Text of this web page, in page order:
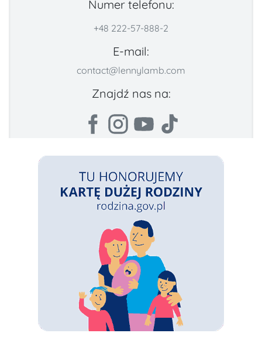
Numer telefonu:
+48 222-57-888-2
E-mail:
contact@lennylamb.com
Znajdź nas na: